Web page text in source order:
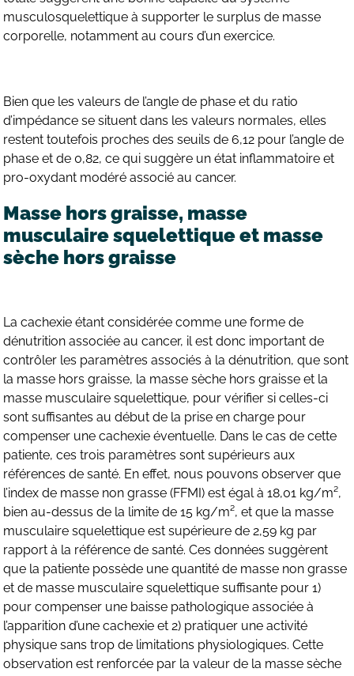
musculosquelettique à supporter le surplus de masse
corporelle, notamment au cours d’un exercice.
Bien que les valeurs de l’angle de phase et du ratio
d’impédance se situent dans les valeurs normales, elles
restent toutefois proches des seuils de 6,12 pour l’angle de
phase et de 0,82, ce qui suggère un état inflammatoire et
pro-oxydant modéré associé au cancer.
Masse hors graisse, masse
musculaire squelettique et masse
sèche hors graisse
La cachexie étant considérée comme une forme de
dénutrition associée au cancer, il est donc important de
contrôler les paramètres associés à la dénutrition, que sont
la masse hors graisse, la masse sèche hors graisse et la
masse musculaire squelettique, pour vérifier si celles-ci
sont suffisantes au début de la prise en charge pour
compenser une cachexie éventuelle. Dans le cas de cette
patiente, ces trois paramètres sont supérieurs aux
références de santé. En effet, nous pouvons observer que
l’index de masse non grasse (FFMI) est égal à 18,01 kg/m²,
bien au-dessus de la limite de 15 kg/m², et que la masse
musculaire squelettique est supérieure de 2,59 kg par
rapport à la référence de santé. Ces données suggèrent
que la patiente possède une quantité de masse non grasse
et de masse musculaire squelettique suffisante pour 1)
pour compenser une baisse pathologique associée à
l’apparition d’une cachexie et 2) pratiquer une activité
physique sans trop de limitations physiologiques. Cette
observation est renforcée par la valeur de la masse sèche